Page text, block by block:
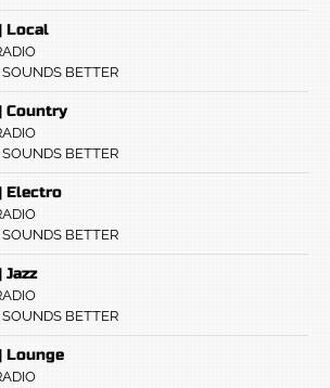
Local
BETTER
Country
BETTER
Electro
BETTER
Jazz
BETTER
Lounge